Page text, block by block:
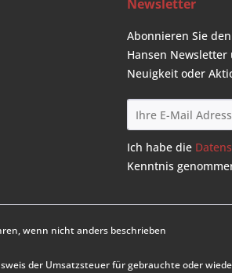
Newsletter
Abonnieren Sie
Hansen
Neuigkeit oder
Ich habe die
Kenntnis
wenn nicht anders beschrieben
der Umsatzsteuer für gebrauchte oder